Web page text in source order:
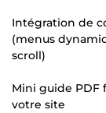
Intégration de
(menus
scroll)
Mini guide PDF
votre site